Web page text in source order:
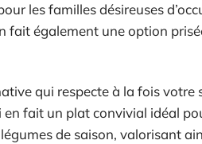
les familles désireuses
fait également une option
qui respecte à la fois votre
fait un plat convivial idéal
de saison, valorisant